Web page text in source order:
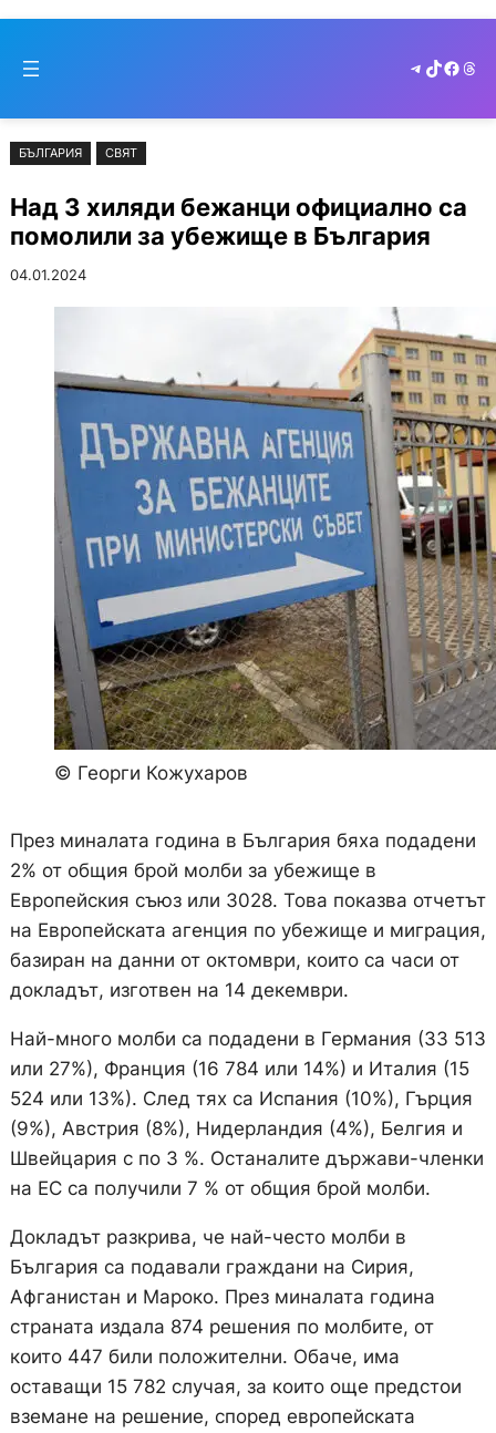
съдържанието
to
Telegram
TikTok
БЪЛГАРИЯ СВЯТ
Над 3 хиляди бежанци официално са
помолили за убежище в България
04.01.2024
© Георги Кожухаров
През миналата година в България бяха подадени
2% от общия брой молби за убежище в
Европейския съюз или 3028. Това показва отчетът
на Европейската агенция по убежище и миграция,
базиран на данни от октомври, които са часи от
докладът, изготвен на 14 декември.
Най-много молби са подадени в Германия (33 513
или 27%), Франция (16 784 или 14%) и Италия (15
524 или 13%). След тях са Испания (10%), Гърция
(9%), Австрия (8%), Нидерландия (4%), Белгия и
Швейцария с по 3 %. Останалите държави-членки
на ЕС са получили 7 % от общия брой молби.
Докладът разкрива, че най-често молби в
България са подавали граждани на Сирия,
Афганистан и Мароко. През миналата година
страната издала 874 решения по молбите, от
които 447 били положителни. Обаче, има
оставащи 15 782 случая, за които още предстои
вземане на решение, според европейската